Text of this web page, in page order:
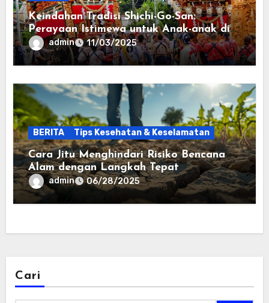
Keindahan Tradisi Shichi-Go-San:
Perayaan Istimewa untuk Anak-anak di
Jepang
admin 11/03/2025
BERITA Tips Kesehatan & Keselamatan
Cara Jitu Menghindari Risiko Bencana
Alam dengan Langkah Tepat
admin 06/28/2025
Cari